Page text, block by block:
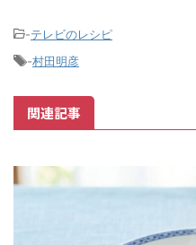
-テレビのレシピ
-村田明彦
関連記事